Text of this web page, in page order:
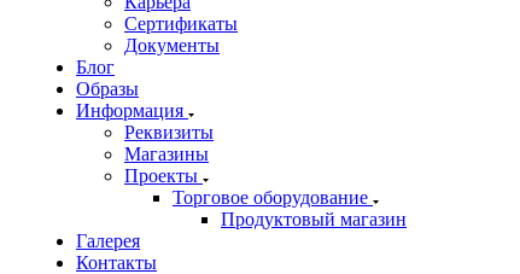
Сертификаты
Документы
Блог
Образы
Информация
Реквизиты
Магазины
Проекты
Торговое оборудование
Продуктовый магазин
Галерея
Контакты